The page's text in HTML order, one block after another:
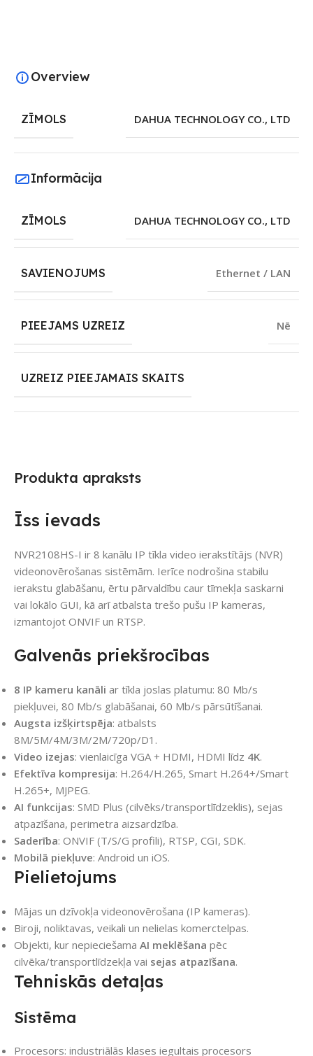
Produkta apraksts
Īss ievads
NVR2108HS-I ir 8 kanālu IP tīkla video ierakstītājs (NVR)
videonovērošanas sistēmām. Ierīce nodrošina stabilu
ierakstu glabāšanu, ērtu pārvaldību caur tīmekļa saskarni
vai lokālo GUI, kā arī atbalsta trešo pušu IP kameras,
izmantojot ONVIF un RTSP.
Galvenās priekšrocības
8 IP kameru kanāli ar tīkla joslas platumu: 80 Mb/s
piekļuvei, 80 Mb/s glabāšanai, 60 Mb/s pārsūtīšanai.
Augsta izšķirtspēja: atbalsts
8M/5M/4M/3M/2M/720p/D1.
Video izejas: vienlaicīga VGA + HDMI, HDMI līdz 4K.
Efektīva kompresija: H.264/H.265, Smart H.264+/Smart
H.265+, MJPEG.
AI funkcijas: SMD Plus (cilvēks/transportlīdzeklis), sejas
atpazīšana, perimetra aizsardzība.
Saderība: ONVIF (T/S/G profili), RTSP, CGI, SDK.
Mobilā piekļuve: Android un iOS.
Pielietojums
Mājas un dzīvokļa videonovērošana (IP kameras).
Biroji, noliktavas, veikali un nelielas komerctelpas.
Objekti, kur nepieciešama AI meklēšana pēc
cilvēka/transportlīdzekļa vai sejas atpazīšana.
Tehniskās detaļas
Sistēma
Procesors: industriālās klases iegultais procesors
Overview
ZĪMOLS DAHUA TECHNOLOGY CO., LTD
Informācija
ZĪMOLS DAHUA TECHNOLOGY CO., LTD
SAVIENOJUMS Ethernet / LAN
PIEEJAMS UZREIZ Nē
UZREIZ PIEEJAMAIS SKAITS